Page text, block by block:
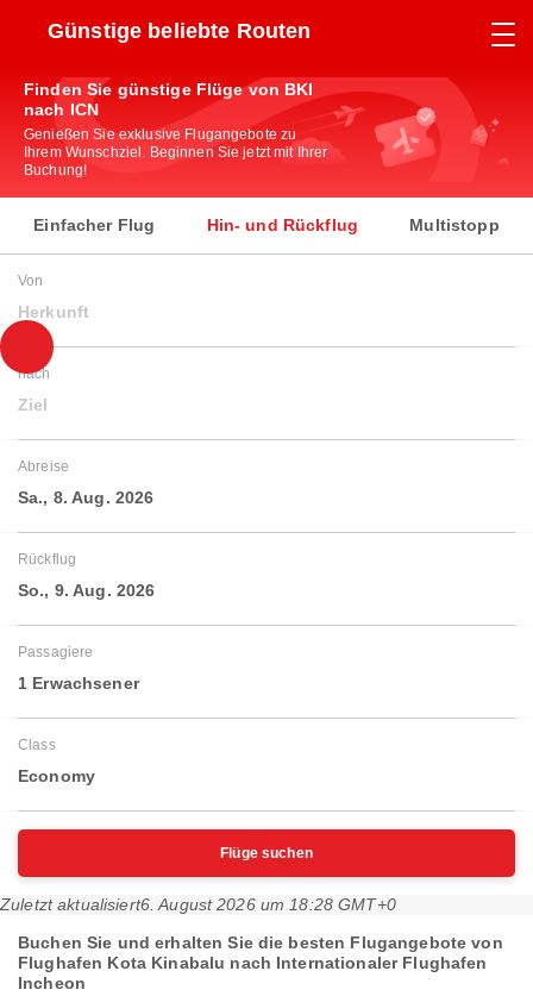
Günstige beliebte Routen
Finden Sie günstige Flüge von BKI
nach ICN
Genießen Sie exklusive Flugangebote zu
Ihrem Wunschziel. Beginnen Sie jetzt mit Ihrer
Buchung!
Einfacher Flug Hin- und Rückflug Multistopp
Von
Herkunft
nach
Ziel
Abreise
Sa., 8. Aug. 2026
Rückflug
So., 9. Aug. 2026
Passagiere
1 Erwachsener
Class
Economy
Flüge suchen
Zuletzt aktualisiert6. August 2026 um 18:28 GMT+0
Buchen Sie und erhalten Sie die besten Flugangebote von
Flughafen Kota Kinabalu nach Internationaler Flughafen
Incheon